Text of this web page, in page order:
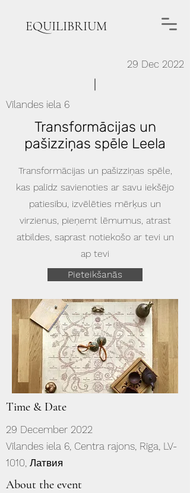
EQUILIBRIUM
29 Dec 2022
Vīlandes iela 6
Transformācijas un
pašizziņas spēle Leela
Transformācijas un pašizziņas spēle,
kas palīdz savienoties ar savu iekšējo
patiesību, izvēlēties mērķus un
virzienus, pieņemt lēmumus, atrast
atbildes, saprast notiekošo ar tevi un
ap tevi
Pieteikšanās
Time & Date
29 December 2022
Vīlandes iela 6, Centra rajons, Rīga, LV-
1010, Латвия
About the event